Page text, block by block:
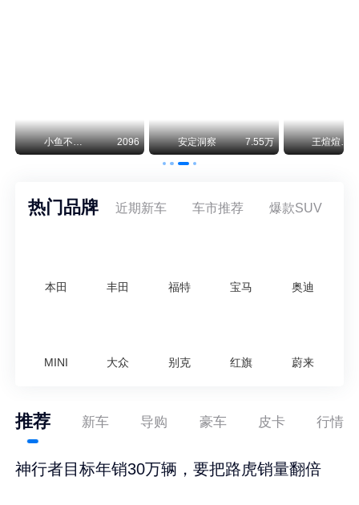
小鱼不刹车 2096 安定洞察 7.55万 王煊煊的爱车日记
热门品牌 近期新车 车市推荐 爆款SUV
本田 丰田 福特 宝马 奥迪
MINI 大众 别克 红旗 蔚来
推荐 新车 导购 豪车 皮卡 行情
神行者目标年销30万辆，要把路虎销量翻倍